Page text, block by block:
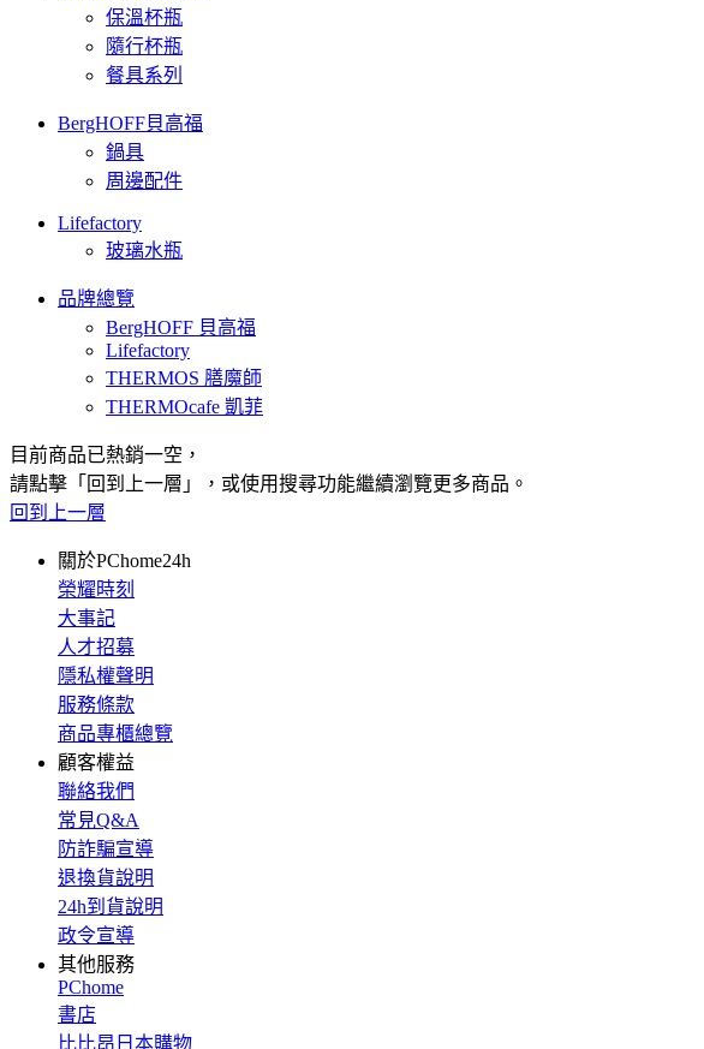
保溫杯瓶
隨行杯瓶
餐具系列
BergHOFF貝高福
鍋具
周邊配件
Lifefactory
玻璃水瓶
品牌總覽
BergHOFF 貝高福
Lifefactory
THERMOS 膳魔師
THERMOcafe 凱菲
目前商品已熱銷一空，
請點擊「回到上一層」，或使用搜尋功能繼續瀏覽更多商品。
回到上一層
關於PChome24h
榮耀時刻
大事記
人才招募
隱私權聲明
服務條款
商品專櫃總覽
顧客權益
聯絡我們
常見Q&A
防詐騙宣導
退換貨說明
24h到貨說明
政令宣導
其他服務
PChome
書店
比比昂日本購物